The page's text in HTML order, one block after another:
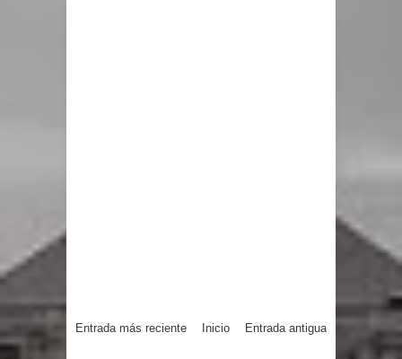
Entrada más reciente Entrada antigua
Inicio